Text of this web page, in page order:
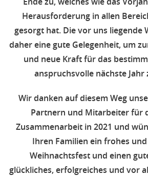
Herausforderung in allen
gesorgt hat. Die vor uns liegende
daher eine gute Gelegenheit, um
und neue Kraft für das
anspruchsvolle nächste Jahr
Wir danken auf diesem Weg
Partnern und Mitarbeiter für
Zusammenarbeit in 2021 und
Ihren Familien ein frohes
Weihnachtsfest und einen
glückliches, erfolgreiches und vor